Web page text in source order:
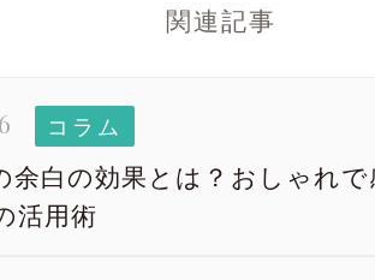
関連記事
コラム
余白の効果とは？おしゃれで
活用術